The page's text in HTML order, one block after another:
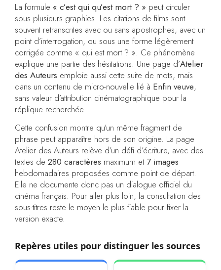
La formule « c’est qui qu’est mort ? » peut circuler
sous plusieurs graphies. Les citations de films sont
souvent retranscrites avec ou sans apostrophes, avec un
point d’interrogation, ou sous une forme légèrement
corrigée comme « qui est mort ? ». Ce phénomène
explique une partie des hésitations. Une page d’Atelier
des Auteurs emploie aussi cette suite de mots, mais
dans un contenu de micro-nouvelle lié à Enfin veuve,
sans valeur d’attribution cinématographique pour la
réplique recherchée.
Cette confusion montre qu’un même fragment de
phrase peut apparaître hors de son origine. La page
Atelier des Auteurs relève d’un défi d’écriture, avec des
textes de 280 caractères maximum et 7 images
hebdomadaires proposées comme point de départ.
Elle ne documente donc pas un dialogue officiel du
cinéma français. Pour aller plus loin, la consultation des
sous-titres reste le moyen le plus fiable pour fixer la
version exacte.
Repères utiles pour distinguer les sources